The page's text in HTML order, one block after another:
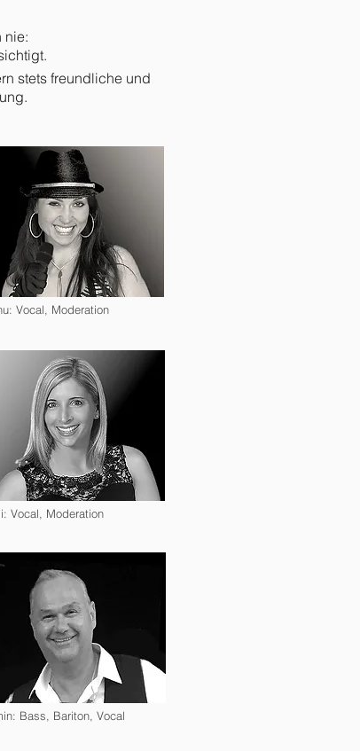
nie:
stets freundliche und
Vocal, Moderation
Vocal, Moderation
Bass, Bariton, Vocal